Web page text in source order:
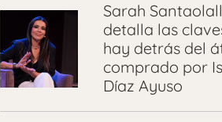
Sarah
detalla las
hay detrás del
comprado por
Díaz Ayuso